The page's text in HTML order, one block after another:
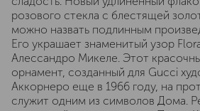
розового стекла с блестящей
можно назвать подлинным
Его украшает знаменитый узор
Алессандро Микеле. Этот
орнамент, созданный для Gucci
Аккорнеро еще в 1966 году, на
служит одним из символов Дома.